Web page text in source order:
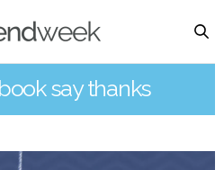
say thanks